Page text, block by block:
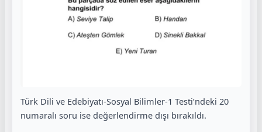
Türk Dili ve Edebiyatı-Sosyal Bilimler-1 Testi’ndeki 20
numaralı soru ise değerlendirme dışı bırakıldı.